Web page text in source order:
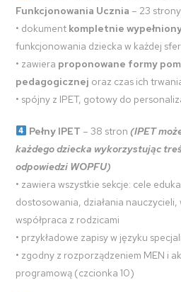
Funkcjonowania Ucznia – 23 strony
• dokument kompletnie
funkcjonowania dziecka w każdej
• zawiera proponowane formy
pedagogicznej oraz czas ich
• spójny z IPET, gotowy do
Pełny IPET – 38 stron(IPET
każdego dziecka wykorzystując
odpowiedzi WOPFU)
• zawiera wszystkie sekcje: cele
dostosowania, działania
współpraca z rodzicami
• przykładowe zapisy w języku
• zgodny z rozporządzeniem MEN i
programową (czcionka 10)